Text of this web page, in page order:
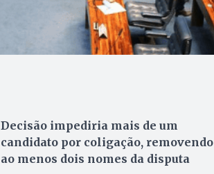
Decisão impediria mais de um
candidato por coligação, removendo
ao menos dois nomes da disputa